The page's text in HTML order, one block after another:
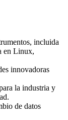
incluida
en Linux,
innovadoras
la industria y
de datos